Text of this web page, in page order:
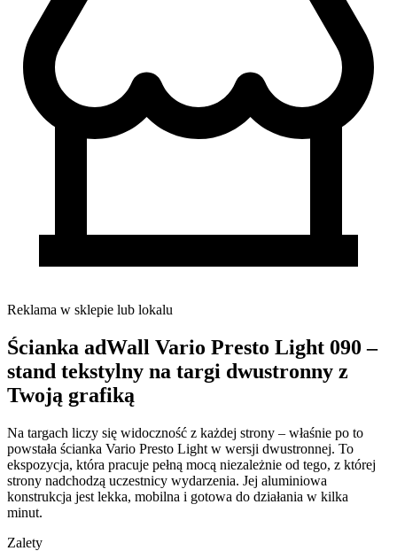
Reklama w sklepie lub lokalu
Ścianka adWall Vario Presto Light 090 –
stand tekstylny na targi dwustronny z
Twoją grafiką
Na targach liczy się widoczność z każdej strony – właśnie po to
powstała ścianka Vario Presto Light w wersji dwustronnej. To
ekspozycja, która pracuje pełną mocą niezależnie od tego, z której
strony nadchodzą uczestnicy wydarzenia. Jej aluminiowa
konstrukcja jest lekka, mobilna i gotowa do działania w kilka
minut.
Zalety